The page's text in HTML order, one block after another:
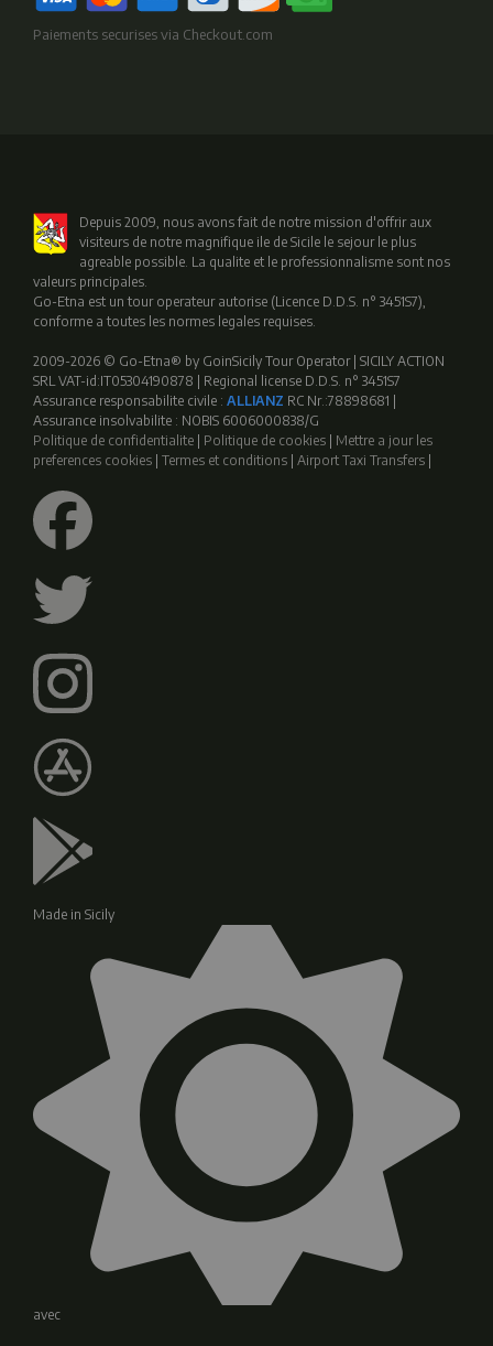
Paiements securises via Checkout.com
Depuis 2009, nous avons fait de notre mission d'offrir aux
visiteurs de notre magnifique ile de Sicile le sejour le plus
agreable possible. La qualite et le professionnalisme sont nos
valeurs principales.
Go-Etna est un tour operateur autorise (Licence D.D.S. n° 3451S7),
conforme a toutes les normes legales requises.
2009-2026 © Go-Etna® by GoinSicily Tour Operator | SICILY ACTION
SRL VAT-id:IT05304190878 | Regional license D.D.S. n° 3451S7
Assurance responsabilite civile : ALLIANZ RC Nr.:78898681 |
Assurance insolvabilite : NOBIS 6006000838/G
Politique de confidentialite
Politique de cookies
Mettre a jour les
preferences cookies Termes et conditions Airport Taxi Transfers
Made in Sicily
avec